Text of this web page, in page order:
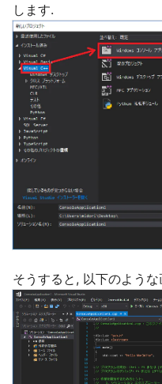
します.
そうすると, 以下のよう